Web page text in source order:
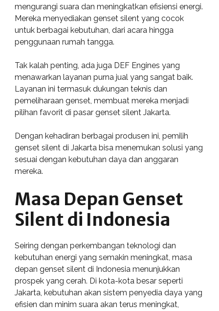
mengurangi suara dan meningkatkan efisiensi energi.
Mereka menyediakan genset silent yang cocok
untuk berbagai kebutuhan, dari acara hingga
penggunaan rumah tangga.
Tak kalah penting, ada juga DEF Engines yang
menawarkan layanan purna jual yang sangat baik.
Layanan ini termasuk dukungan teknis dan
pemeliharaan genset, membuat mereka menjadi
pilihan favorit di pasar genset silent Jakarta.
Dengan kehadiran berbagai produsen ini, pemilih
genset silent di Jakarta bisa menemukan solusi yang
sesuai dengan kebutuhan daya dan anggaran
mereka.
Masa Depan Genset
Silent di Indonesia
Seiring dengan perkembangan teknologi dan
kebutuhan energi yang semakin meningkat, masa
depan genset silent di Indonesia menunjukkan
prospek yang cerah. Di kota-kota besar seperti
Jakarta, kebutuhan akan sistem penyedia daya yang
efisien dan minim suara akan terus meningkat,